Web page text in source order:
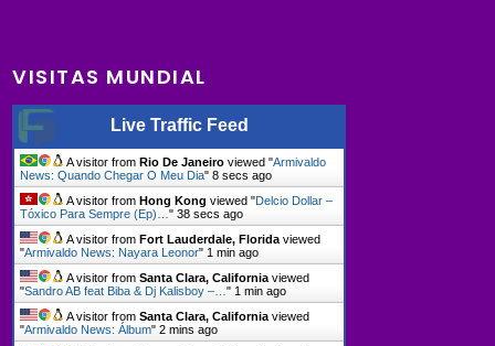
VISITAS MUNDIAL
Live Traffic Feed
A visitor fromRio De Janeiro viewed "Armivaldo
News: Quando Chegar O Meu Dia"8 secs ago
A visitor fromHong Kong viewed "Delcio Dollar –
Tóxico Para Sempre (Ep)…"38 secs ago
A visitor fromFort Lauderdale, Florida viewed
"Armivaldo News: Nayara Leonor" 1 min ago
A visitor fromSanta Clara, California viewed
"Sandro AB feat Biba & Dj Kalisboy –…" 1 min ago
A visitor fromSanta Clara, California viewed
"Armivaldo News: Álbum"2 mins ago